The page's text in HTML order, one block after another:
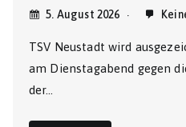
5. August 2026
TSV Neustadt wird
am Dienstagabend gegen
der…